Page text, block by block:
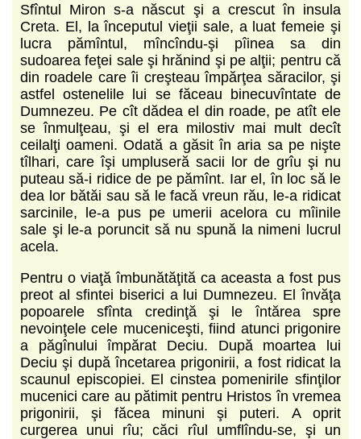
Sfîntul Miron s-a născut şi a crescut în insula
Creta. El, la începutul vieţii sale, a luat femeie şi
lucra pămîntul, mîncîndu-şi pîinea sa din
sudoarea feţei sale şi hrănind şi pe alţii; pentru că
din roadele care îi creşteau împărţea săracilor, şi
astfel ostenelile lui se făceau binecuvîntate de
Dumnezeu. Pe cît dădea el din roade, pe atît ele
se înmulţeau, şi el era milostiv mai mult decît
ceilalţi oameni. Odată a găsit în aria sa pe nişte
tîlhari, care îşi umpluseră sacii lor de grîu şi nu
puteau să-i ridice de pe pămînt. Iar el, în loc să le
dea lor bătăi sau să le facă vreun rău, le-a ridicat
sarcinile, le-a pus pe umerii acelora cu mîinile
sale şi le-a poruncit să nu spună la nimeni lucrul
acela.
Pentru o viaţă îmbunătăţită ca aceasta a fost pus
preot al sfintei biserici a lui Dumnezeu. El învăţa
popoarele sfînta credinţă şi le întărea spre
nevoinţele cele muceniceşti, fiind atunci prigonire
a păgînului împărat Deciu. După moartea lui
Deciu şi după încetarea prigonirii, a fost ridicat la
scaunul episcopiei. El cinstea pomenirile sfinţilor
mucenici care au pătimit pentru Hristos în vremea
prigonirii, şi făcea minuni şi puteri. A oprit
curgerea unui rîu; căci rîul umflîndu-se, şi un